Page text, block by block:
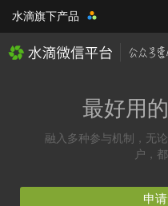
水滴旗下产品
最好用
融入多种参与机制，无
户，
申